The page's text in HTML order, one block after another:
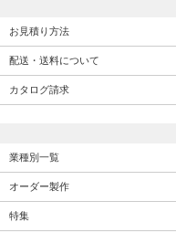
お見積り方法
配送・送料について
カタログ請求
業種別一覧
オーダー製作
特集